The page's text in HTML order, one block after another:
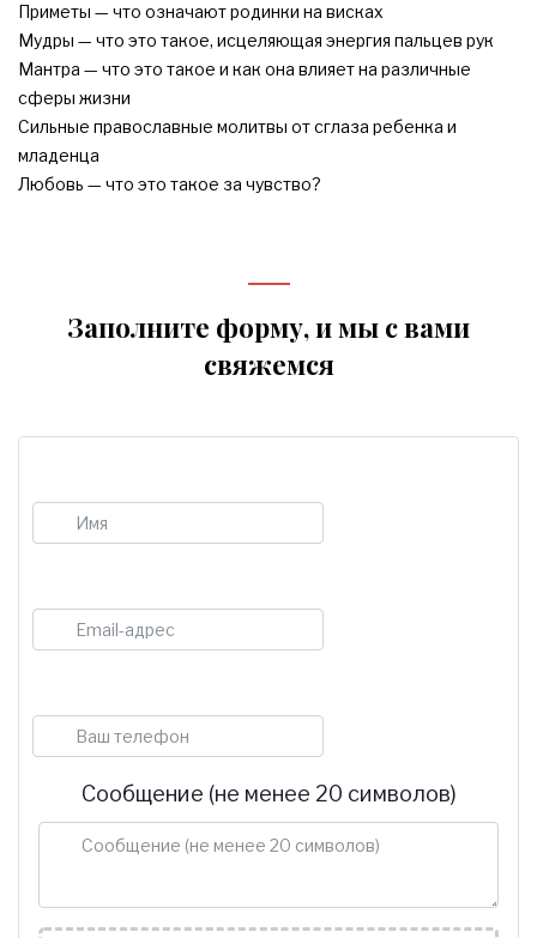
Приметы — что означают родинки на висках
Мудры — что это такое, исцеляющая энергия пальцев рук
Мантра — что это такое и как она влияет на различные
сферы жизни
Сильные православные молитвы от сглаза ребенка и
младенца
Любовь — что это такое за чувство?
Заполните форму, и мы с вами
свяжемся
Сообщение (не менее 20 символов)